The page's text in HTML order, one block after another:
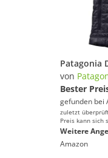
von
Bester
gefunden bei
zuletzt
Preis kann sich
Weitere
Amazon